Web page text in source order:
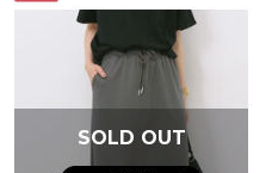
SOLD OUT